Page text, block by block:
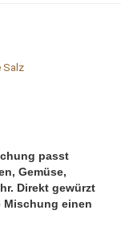
passt
Gemüse,
Direkt gewürzt
Mischung einen